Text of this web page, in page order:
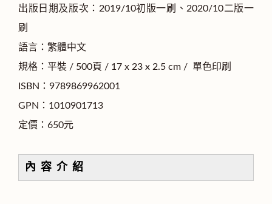
出版日期及版次：2019/10初版一刷、2020/10二版一
刷
語言：繁體中文
規格：平裝 / 500頁 / 17 x 23 x 2.5 cm / 單色印刷
ISBN：9789869962001
GPN：1010901713
定價：650元
內 容 介 紹